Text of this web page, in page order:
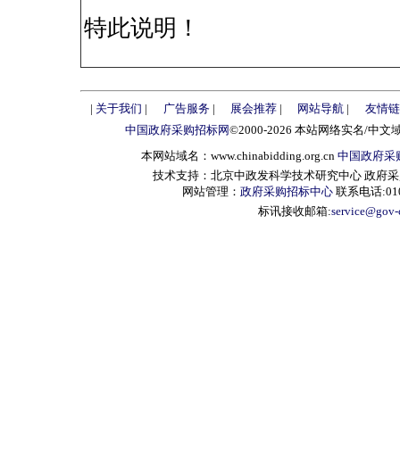
特此说明！
| 关于我们 | 广告服务| 展会推荐| 网站导航 |
友情
中国政府采购招标网©2000-2026 本站网络实名/中文
本网站域名：www.chinabidding.org.cn 中国政府采
技术支持：北京中政发科学技术研究中心 政府
网站管理： 政府采购招标中心 联系电话
标讯接收邮箱: